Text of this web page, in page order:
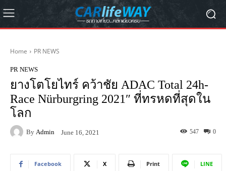
Home PR NEWS
PR NEWS
ยางโตโยไทร์ คว้าชัย ADAC Total 24h-
Race Nürburgring 2021″ ที่ทรหดที่สุดใน
โลก
By Admin June 16, 2021 0
547
Facebook X Print LINE